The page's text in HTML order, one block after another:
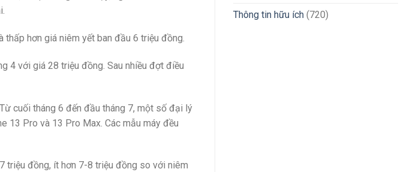
thấp hơn giá niêm yết ban đầu 6 triệu đồng.
4 với giá 28 triệu đồng. Sau nhiều đợt điều
cuối tháng 6 đến đầu tháng 7, một số đại lý
13 Pro và 13 Pro Max. Các mẫu máy đều
triệu đồng, ít hơn 7-8 triệu đồng so với niêm
Thông tin hữu ích (720)